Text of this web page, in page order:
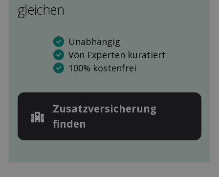
gleichen
Unabhängig
Von Experten kuratiert
100% kostenfrei
Zusatz­versicherung
finden